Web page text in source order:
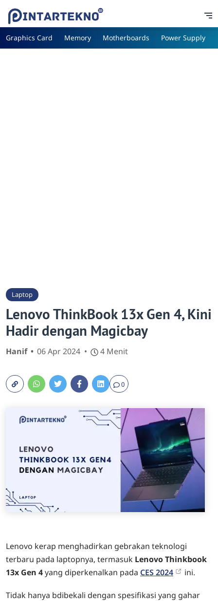
Graphics Card Memory Motherboards Power Supply
Laptop
Lenovo ThinkBook 13x Gen 4, Kini
Hadir dengan Magicbay
Hanif 06 Apr 2024 4 Menit
0
Lenovo kerap menghadirkan gebrakan teknologi
terbaru pada laptopnya, termasuk Lenovo Thinkbook
13x Gen 4yang diperkenalkan pada CES 2024 ini.
Tidak hanya bdibekali dengan spesifikasi yang gahar